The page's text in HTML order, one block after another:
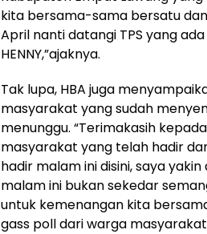
kita bersama-sama bersatu
April nanti datangi TPS yang
HENNY,”ajaknya.
Tak lupa, HBA juga
masyarakat yang sudah
menunggu. “Terimakasih
masyarakat yang telah hadir
hadir malam ini disini, saya
malam ini bukan sekedar
untuk kemenangan kita
gass poll dari warga